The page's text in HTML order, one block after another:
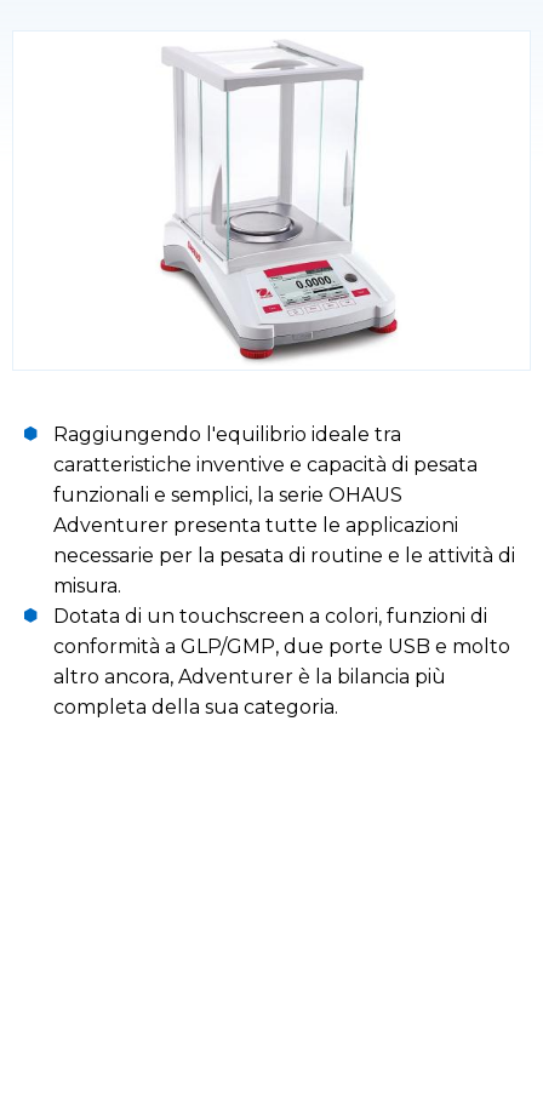
Raggiungendo l'equilibrio ideale tra
caratteristiche inventive e capacità di pesata
funzionali e semplici, la serie OHAUS
Adventurer presenta tutte le applicazioni
necessarie per la pesata di routine e le attività di
misura.
Dotata di un touchscreen a colori, funzioni di
conformità a GLP/GMP, due porte USB e molto
altro ancora, Adventurer è la bilancia più
completa della sua categoria.